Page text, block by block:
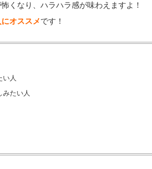
くなり、ハラハラ感が味わえますよ！
オススメです！
い人
みたい人